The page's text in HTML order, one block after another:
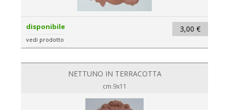
3,00 €
disponibile
vedi prodotto
NETTUNO IN TERRACOTTA
cm.9x11